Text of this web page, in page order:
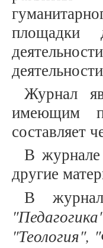
площадки
Журнал
имеющим
составляет
В журнале
другие
В
"Теология",